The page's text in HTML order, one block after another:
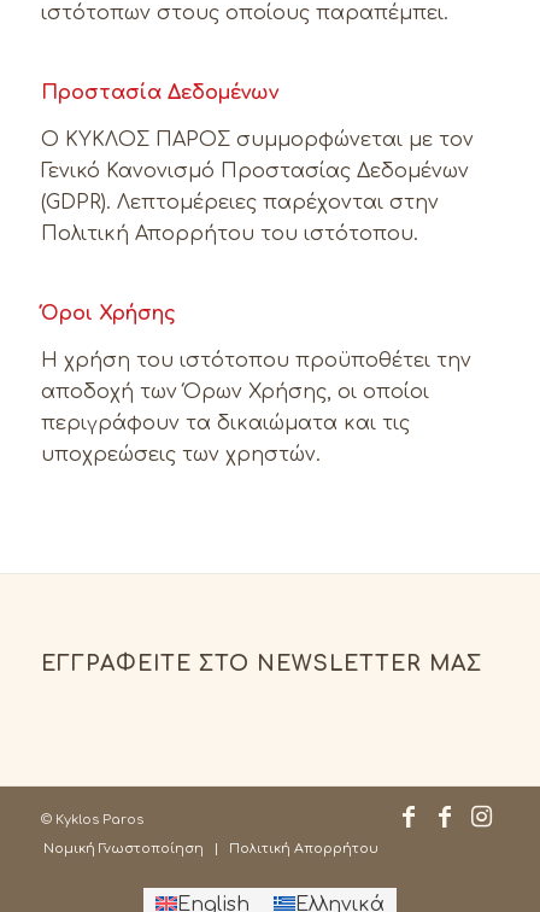
ιστότοπων στους οποίους παραπέμπει.
Προστασία Δεδομένων
Ο ΚΥΚΛΟΣ ΠΑΡΟΣ συμμορφώνεται με τον
Γενικό Κανονισμό Προστασίας Δεδομένων
(GDPR). Λεπτομέρειες παρέχονται στην
Πολιτική Απορρήτου του ιστότοπου.
Όροι Χρήσης
Η χρήση του ιστότοπου προϋποθέτει την
αποδοχή των Όρων Χρήσης, οι οποίοι
περιγράφουν τα δικαιώματα και τις
υποχρεώσεις των χρηστών.
ΕΓΓΡΑΦΕΊΤΕ ΣΤΟ NEWSLETTER ΜΑΣ
© Kyklos Paros
Νομική Γνωστοποίηση
Πολιτική Απορρήτου
English Ελληνικά